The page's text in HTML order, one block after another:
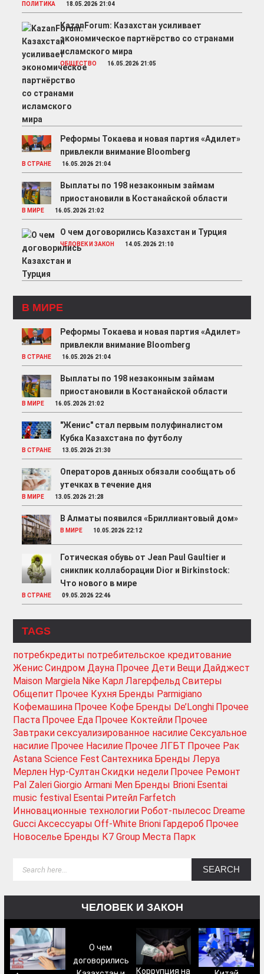
ПОЛИТИКА 18.05.2026 21:04
KazanForum: Казахстан усиливает
экономическое партнёрство со странами
исламского мира
ОБЩЕСТВО 16.05.2026 21:05
Реформы Токаева и новая партия «Адилет»
привлекли внимание Bloomberg
В СТРАНЕ 16.05.2026 21:04
Выплаты по 198 незаконным займам
приостановили в Костанайской области
В МИРЕ 16.05.2026 21:02
О чем договорились Казахстан и Турция
ЧЕЛОВЕК И ЗАКОН 14.05.2026 21:10
В МИРЕ
Реформы Токаева и новая партия «Адилет»
привлекли внимание Bloomberg
В СТРАНЕ 16.05.2026 21:04
Выплаты по 198 незаконным займам
приостановили в Костанайской области
В МИРЕ 16.05.2026 21:02
"Женис" стал первым полуфиналистом
Кубка Казахстана по футболу
В СТРАНЕ 13.05.2026 21:30
Операторов данных обязали сообщать об
утечках в течение дня
В МИРЕ 13.05.2026 21:28
В Алматы появился «Бриллиантовый дом»
В МИРЕ 10.05.2026 22:12
Готическая обувь от Jean Paul Gaultier и
сникпик коллаборации Dior и Birkinstock:
Что нового в мире
В СТРАНЕ 09.05.2026 22:46
TAGS
потребкредиты потребительское кредитование
Женис Синдром Дауна Прочее Дети ВещиДайджест
Maison Margiela Nike Карл ЛагерфельдСвитеры
Общепит Прочее Кухня Бренды Parmigiano
Кофемашина Прочее Кофе Бренды De’Longhi Прочее
Паста Прочее Еда Прочее Коктейли Прочее
Завтракисексуализированное насилиеСексуальное
насилие Прочее Насилие Прочее ЛГБТ Прочее Рак
Astana Science Fest Сантехника Бренды Леруа
Мерлен Нур-СултанСкидки недели Прочее Ремонт
Pal ZaleriGiorgio Armani Men Бренды Brioni Esentai
music festival Esentai Ритейл Farfetch
Инновационные технологии Робот-пылесос Dreame
GucciАксессуары Off-White Brioni Гардероб Прочее
Новоселье Бренды К7 Group Места Парк
ЧЕЛОВЕК И ЗАКОН
О чем
договорились
Коррупция на